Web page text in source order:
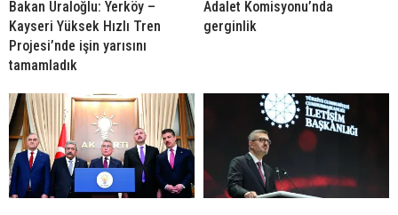
Bakan Uraloğlu: Yerköy –
Kayseri Yüksek Hızlı Tren
Projesi’nde işin yarısını
tamamladık
Adalet Komisyonu’nda
gerginlik